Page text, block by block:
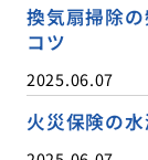
換気扇掃除
コツ
2025.06.07
火災保険の